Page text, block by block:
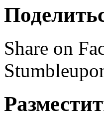
Share on